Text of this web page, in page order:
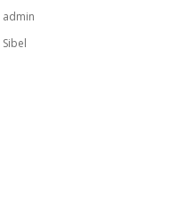
admin
Sibel